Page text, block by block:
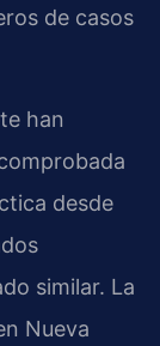
de casos
han
desde
similar. La
Nueva